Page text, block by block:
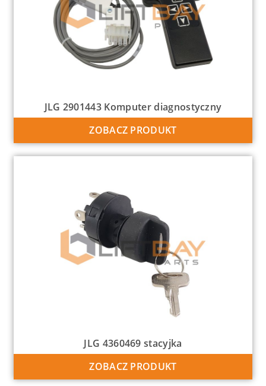
JLG 2901443 Komputer diagnostyczny
ZOBACZ PRODUKT
JLG 4360469 stacyjka
ZOBACZ PRODUKT